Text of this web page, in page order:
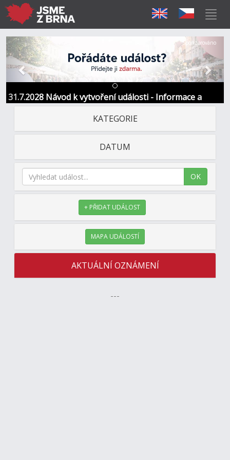
31.7.2028 Návod k vytvoření události - Informace a
kontakt
Předchozí Další
Sponzorováno
KATEGORIE
DATUM
OK
+ PŘIDAT UDÁLOST
MAPA UDÁLOSTÍ
AKTUÁLNÍ OZNÁMENÍ
---